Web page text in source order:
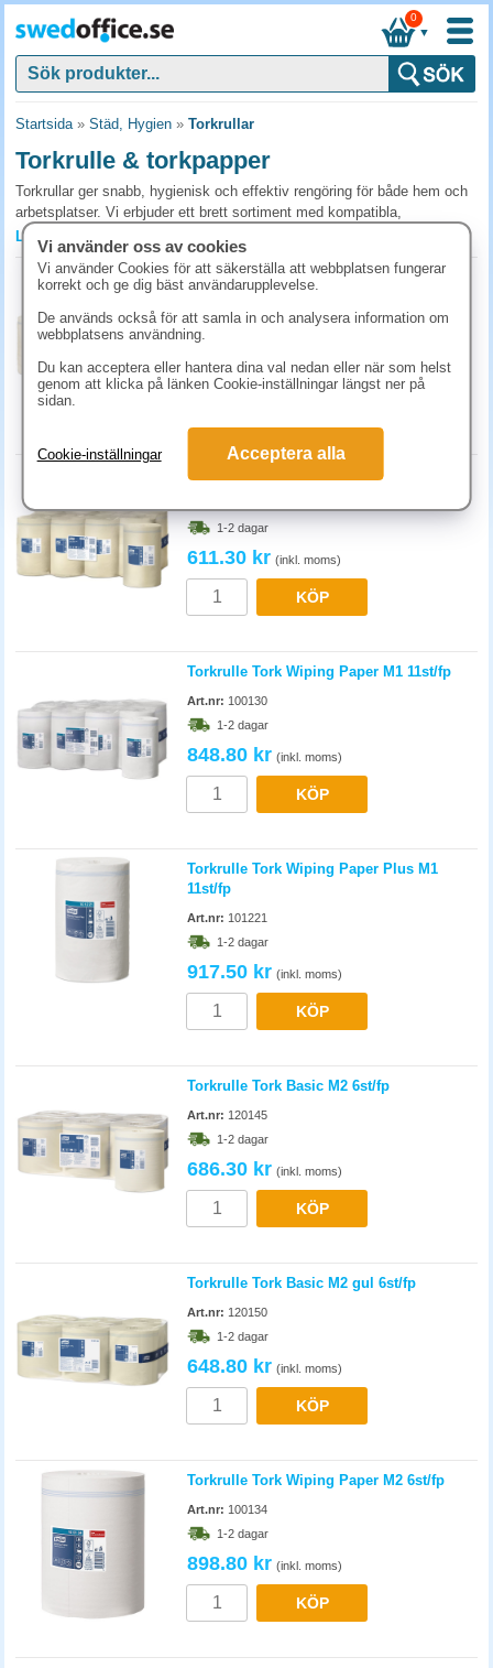
▼
0
Startsida» Städ, Hygien » Torkrullar
Torkrulle & torkpapper
Torkrullar ger snabb, hygienisk och effektiv rengöring för både hem och
arbetsplatser. Vi erbjuder ett brett sortiment med kompatibla,
livsmedelssäkra och miljömärkta alternativ. Köp nu för att förenkla
städningen och ge ett proffsigt intryck.
Vanliga frågor och svar om torkrulle &
torkpapper
Vilken torkrulle passar för köket?
Standard hushållstorkrullar räcker för dagliga spill och bordsavtorkning.
vikt per ark. Centrumavrullade rullar passar i dispensers monterade på
vägg.
Hur väljer jag rulle som passar dispensern?
Dispenser har egen modellbeteckning som anger kompatibel rulle.
Kontrollera underdelen eller bruksanvisningen. Universella torkrullar
passar bara öppna hängare och inte i slutna dispensers. Välj samma
märke som dispensern för säker matchning.
Läs mer »
Torkrulle Tork Basic M1 11st/fp
593.80 kr (inkl. moms)
Torkrulle Tork Basic M1 gul 11st/fp
1-2 dagar
611.30 kr (inkl. moms)
KÖP
Torkrulle Tork Wiping Paper M1 11st/fp
Art.nr: 100130
1-2 dagar
848.80 kr (inkl. moms)
KÖP
Torkrulle Tork Wiping Paper Plus M1
11st/fp
Art.nr: 101221
1-2 dagar
917.50 kr (inkl. moms)
KÖP
Torkrulle Tork Basic M2 6st/fp
Art.nr: 120145
1-2 dagar
686.30 kr (inkl. moms)
KÖP
Torkrulle Tork Basic M2 gul 6st/fp
Art.nr: 120150
1-2 dagar
648.80 kr (inkl. moms)
KÖP
Torkrulle Tork Wiping Paper M2 6st/fp
Art.nr: 100134
1-2 dagar
898.80 kr (inkl. moms)
KÖP
Vi använder oss av cookies
Vi använder Cookies för att säkerställa att webbplatsen fungerar
korrekt och ge dig bäst användarupplevelse.
De används också för att samla in och analysera information om
webbplatsens användning.
Du kan acceptera eller hantera dina val nedan eller när som helst
genom att klicka på länken Cookie-inställningar längst ner på
sidan.
Cookie-inställningar Acceptera alla